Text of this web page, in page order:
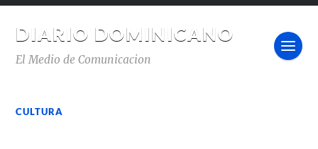
DIARIO DOMINICANO
El Medio de Comunicacion
CULTURA